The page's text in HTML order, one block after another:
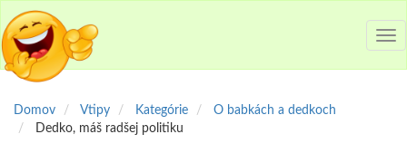
Domov Vtipy Kategórie
O babkách a dedkoch
Dedko, máš radšej politiku